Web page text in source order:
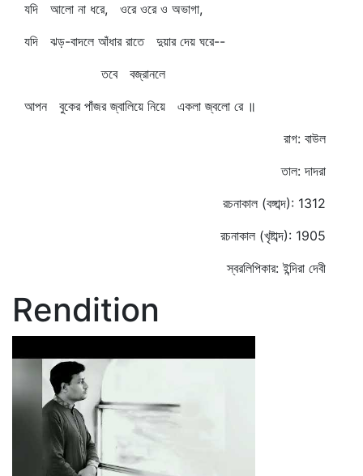
যদি আলো না ধরে, ওরে ওরে ও অভাগা,
যদি ঝড়-বাদলে আঁধার রাতে দুয়ার দেয় ঘরে--
তবে বজ্রানলে
আপন বুকের পাঁজর জ্বালিয়ে নিয়ে একলা জ্বলো রে ॥
রাগ: বাউল
তাল: দাদরা
রচনাকাল (বঙ্গাব্দ): 1312
রচনাকাল (খৃষ্টাব্দ): 1905
স্বরলিপিকার: ইন্দিরা দেবী
Rendition